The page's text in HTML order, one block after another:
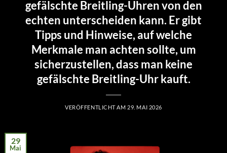
gefälschte Breitling-Uhren von den
echten unterscheiden kann. Er gibt
Tipps und Hinweise, auf welche
Merkmale man achten sollte, um
sicherzustellen, dass man keine
gefälschte Breitling-Uhr kauft.
VERÖFFENTLICHT AM 29. MAI 2026
29
Mai